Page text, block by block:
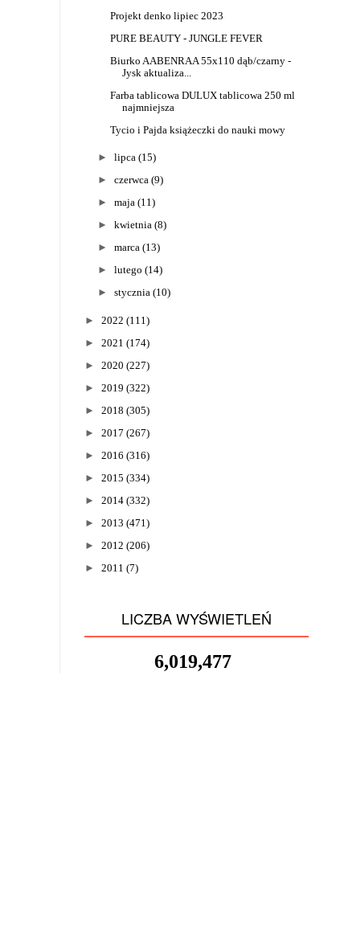
Projekt denko lipiec 2023
PURE BEAUTY - JUNGLE FEVER
Biurko AABENRAA 55x110 dąb/czarny -
Jysk aktualiza...
Farba tablicowa DULUX tablicowa 250 ml
najmniejsza
Tycio i Pajda książeczki do nauki mowy
► lipca (15)
► czerwca (9)
► maja (11)
► kwietnia (8)
► marca (13)
► lutego (14)
► stycznia (10)
► 2022 (111)
► 2021 (174)
► 2020 (227)
► 2019 (322)
► 2018 (305)
► 2017 (267)
► 2016 (316)
► 2015 (334)
► 2014 (332)
► 2013 (471)
► 2012 (206)
► 2011 (7)
LICZBA WYŚWIETLEŃ
6,019,477